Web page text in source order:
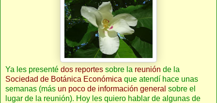
Ya les presenté dos reportes sobre la reunión de la
Sociedad de Botánica Económica que atendí hace unas
semanas (más un poco de información general sobre el
lugar de la reunión). Hoy les quiero hablar de algunas de